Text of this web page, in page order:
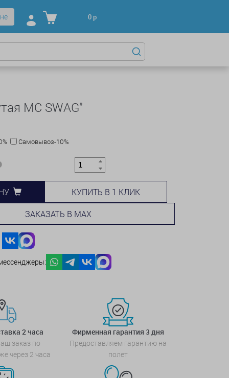
0р
MC SWAG"
Самовывоз-10%
КУПИТЬ В 1 КЛИК
ЗАКАЗАТЬ В MAX
2 часа
заказ по
через 2 часа
Фирменная гарантия 3 дня
Предоставляем гарантию на
полет